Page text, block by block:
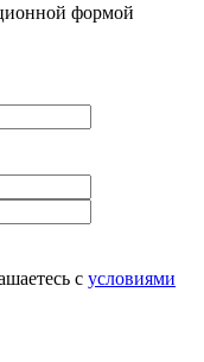
формой
с условиями